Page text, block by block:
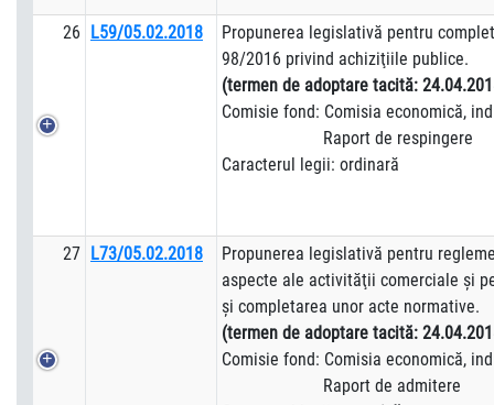
26 L59/05.02.2018
Propunerea legislativă pentru
98/2016 privind achiziţiile publice.
(termen de adoptare tacită:
Comisie fond: Comisia economică,
Raport de respingere
Caracterul legii: ordinară
27 L73/05.02.2018
Propunerea legislativă pentru
aspecte ale activităţii comerciale şi
şi completarea unor acte normative.
(termen de adoptare tacită:
Comisie fond: Comisia economică,
Raport de admitere